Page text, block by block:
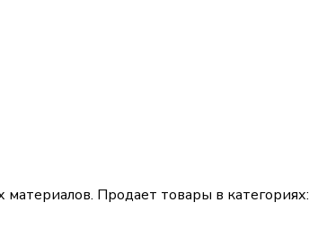
материалов. Продает товары в категориях: